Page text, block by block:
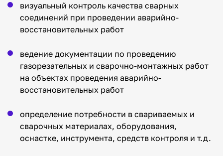
визуальный контроль качества сварных
соединений при проведении аварийно-
восстановительных работ
ведение документации по проведению
газорезательных и сварочно-монтажных работ
на объектах проведения аварийно-
восстановительных работ
определение потребности в свариваемых и
сварочных материалах, оборудования,
оснастке, инструмента, средств контроля и т.д.